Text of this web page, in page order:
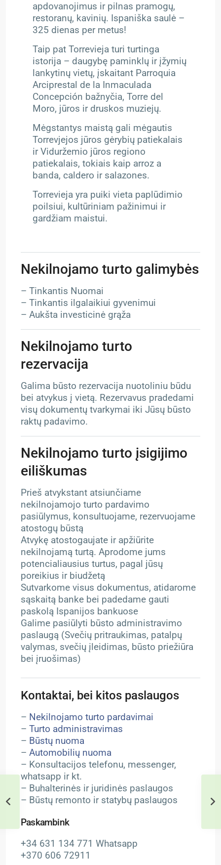
apdovanojimus ir pilnas pramogų,
restoranų, kavinių. Ispaniška saulė –
325 dienas per metus!
Taip pat Torrevieja turi turtinga
istorija – daugybę paminklų ir įžymių
lankytinų vietų, įskaitant Parroquia
Arciprestal de la Inmaculada
Concepción bažnyčia, Torre del
Moro, jūros ir druskos muziejų.
Mėgstantys maistą gali mėgautis
Torrevjejos jūros gėrybių patiekalais
ir Viduržemio jūros regiono
patiekalais, tokiais kaip arroz a
banda, caldero ir salazones.
Torrevieja yra puiki vieta paplūdimio
poilsiui, kultūriniam pažinimui ir
gardžiam maistui.
Nekilnojamo turto galimybės
– Tinkantis Nuomai
– Tinkantis ilgalaikiui gyvenimui
– Aukšta investicinė grąža
Nekilnojamo turto
rezervacija
Galima būsto rezervacija nuotoliniu būdu
bei atvykus į vietą. Rezervavus pradedami
visų dokumentų tvarkymai iki Jūsų būsto
raktų padavimo.
Nekilnojamo turto įsigijimo
eiliškumas
Prieš atvykstant atsiunčiame
nekilnojamojo turto pardavimo
pasiūlymus, konsultuojame, rezervuojame
atostogų būstą
Atvykę atostogaujate ir apžiūrite
nekilnojamą turtą. Aprodome jums
potencialiausius turtus, pagal jūsų
poreikius ir biudžetą
Sutvarkome visus dokumentus, atidarome
sąskaitą banke bei padedame gauti
paskolą Ispanijos bankuose
Galime pasiūlyti būsto administravimo
paslaugą (Svečių pritraukimas, patalpų
valymas, svečių įleidimas, būsto priežiūra
bei įruošimas)
Kontaktai, bei kitos paslaugos
– Nekilnojamo turto pardavimai
– Turto administravimas
– Būstų nuoma
– Automobilių nuoma
– Konsultacijos telefonu, messenger,
whatsapp ir kt.
– Buhalterinės ir juridinės paslaugos
– Būstų remonto ir statybų paslaugos
Paskambink
+34 631 134 771 Whatsapp
+370 606 72911